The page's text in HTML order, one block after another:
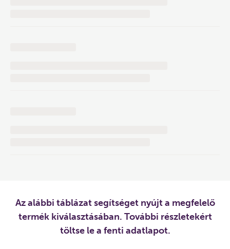
Az alábbi táblázat segítséget nyújt a megfelelő
termék kiválasztásában. További részletekért
töltse le a fenti adatlapot.